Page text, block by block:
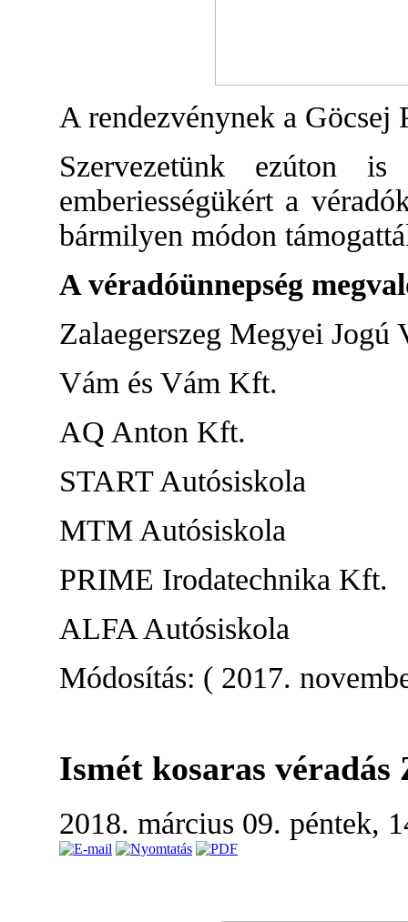
A rendezvénynek a Göcsej
Szervezetünk ezúton
emberiességükért a
bármilyen módon
A véradóünnepség
Zalaegerszeg Megyei Jogú
Vám és Vám Kft.
AQ Anton Kft.
START Autósiskola
MTM Autósiskola
PRIME Irodatechnika Kft.
ALFA Autósiskola
Módosítás: ( 2017.
Ismét kosaras véradás
2018. március 09. péntek,